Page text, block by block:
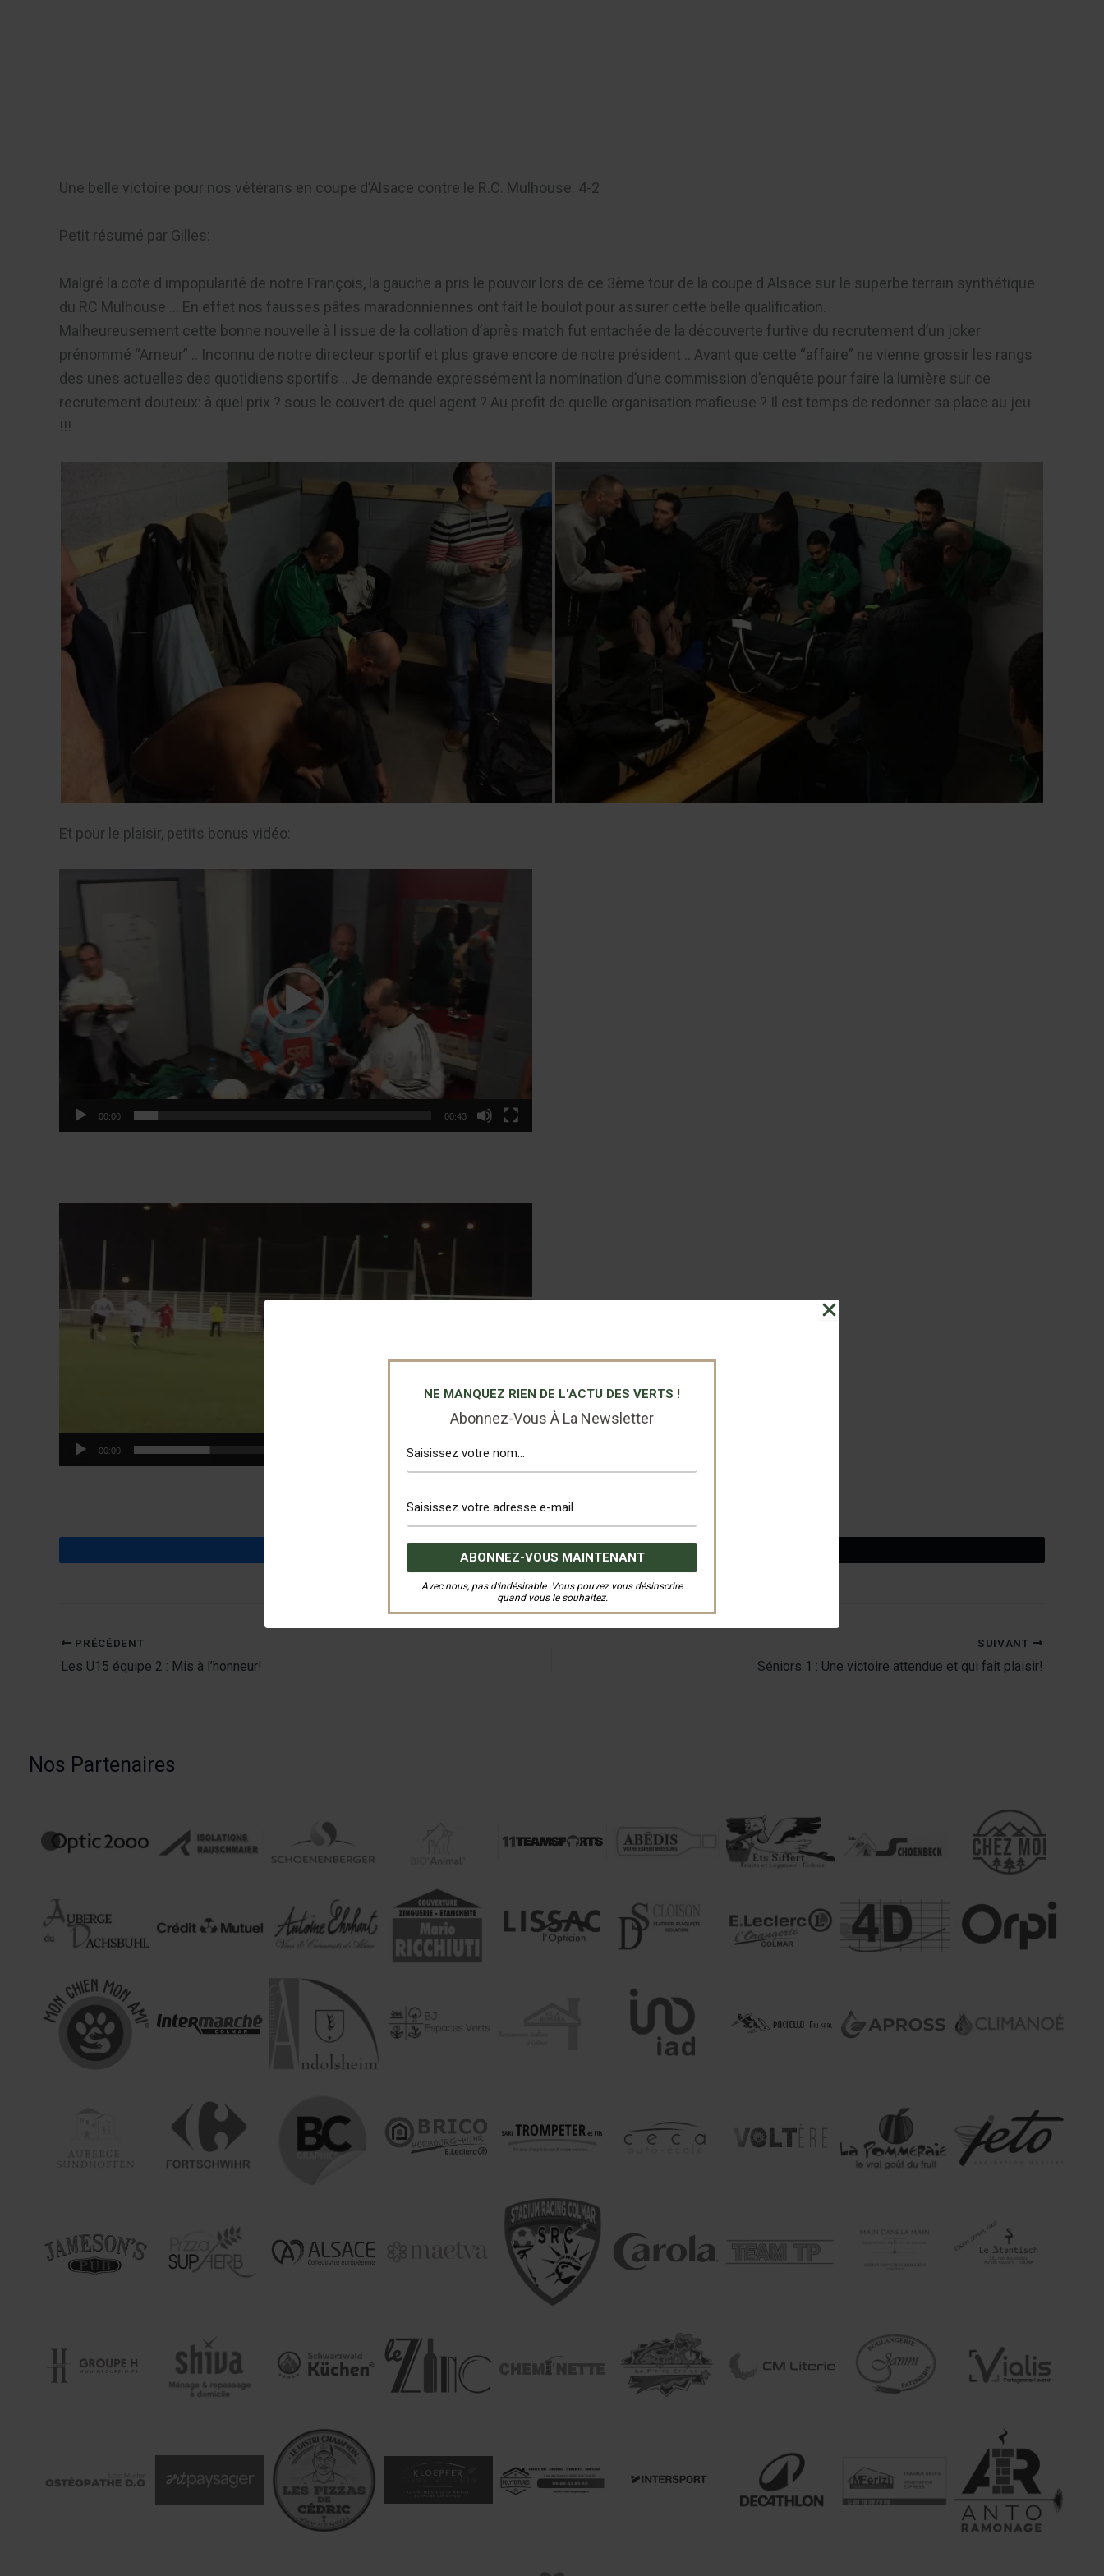
NE MANQUEZ RIEN DE L'ACTU DES VERTS !
Abonnez-Vous À La Newsletter
Avec nous, pas d’indésirable. Vous pouvez vous désinscrire
quand vous le souhaitez.
Une belle victoire pour nos vétérans en coupe d’Alsace contre le R.C. Mulhouse: 4-2
Petit résumé par Gilles:
Malgré la cote d impopularité de notre François, la gauche a pris le pouvoir lors de ce 3ème tour de la coupe d Alsace sur le superbe terrain synthétique
du RC Mulhouse … En effet nos fausses pâtes maradonniennes ont fait le boulot pour assurer cette belle qualification.
Malheureusement cette bonne nouvelle à l issue de la collation d’après match fut entachée de la découverte furtive du recrutement d’un joker
prénommé “Ameur” .. Inconnu de notre directeur sportif et plus grave encore de notre président .. Avant que cette “affaire” ne vienne grossir les rangs
des unes actuelles des quotidiens sportifs .. Je demande expressément la nomination d’une commission d’enquête pour faire la lumière sur ce
recrutement douteux: à quel prix ? sous le couvert de quel agent ? Au profit de quelle organisation mafieuse ? Il est temps de redonner sa place au jeu
!!!
Et pour le plaisir, petits bonus vidéo:
Lecteur
00:00 00:43
vidéo
00:00 00:17
PRÉCÉDENT
Les U15 équipe 2 : Mis à l’honneur!
SUIVANT
Séniors 1 : Une victoire attendue et qui fait plaisir!
Nos Partenaires